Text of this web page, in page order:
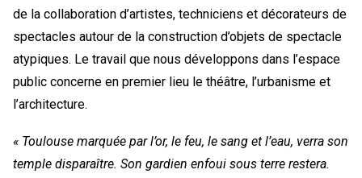
de la collaboration d’artistes, techniciens et décorateurs de
spectacles autour de la construction d’objets de spectacle
atypiques. Le travail que nous développons dans l’espace
public concerne en premier lieu le théâtre, l’urbanisme et
l’architecture.
« Toulouse marquée par l’or, le feu, le sang et l’eau, verra son
temple disparaître. Son gardien enfoui sous terre restera.